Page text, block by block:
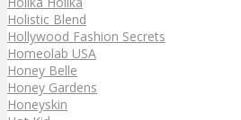
Holistic Blend
Hollywood Fashion Secrets
Homeolab USA
Honey Belle
Honey Gardens
Honeyskin